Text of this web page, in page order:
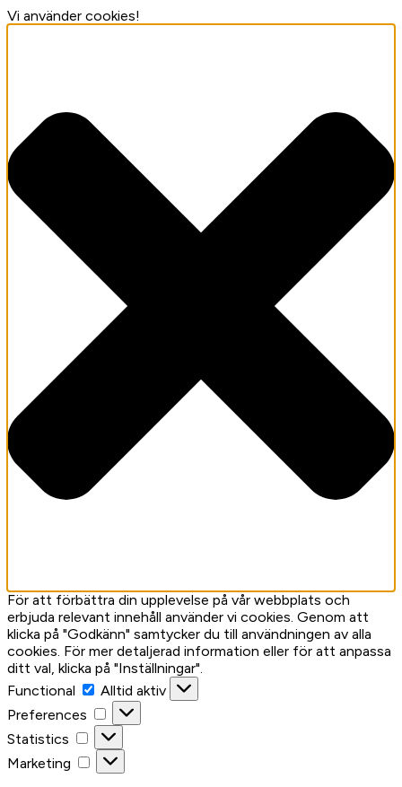
Vi använder cookies!
För att förbättra din upplevelse på vår webbplats och
erbjuda relevant innehåll använder vi cookies. Genom att
klicka på "Godkänn" samtycker du till användningen av alla
cookies. För mer detaljerad information eller för att anpassa
ditt val, klicka på "Inställningar".
Functional
Functional
Alltid aktiv
Preferences
Preferences
Statistics
Statistics
Marketing
Marketing